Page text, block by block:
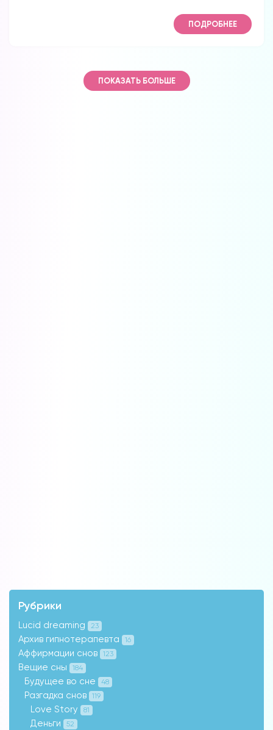
ПОДРОБНЕЕ
ПОКАЗАТЬ БОЛЬШЕ
Рубрики
Lucid dreaming 23
Архив гипнотерапевта 16
Аффирмации снов 123
Вещие сны 184
Будущее во сне 48
Разгадка снов 119
Love Story 81
Деньги 52